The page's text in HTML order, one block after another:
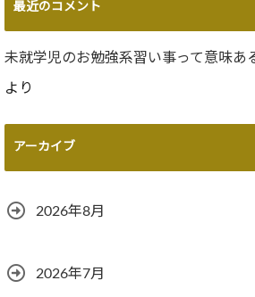
最近のコメント
未就学児のお勉強系習い事って意味あ
より
アーカイブ
2026年8月
2026年7月